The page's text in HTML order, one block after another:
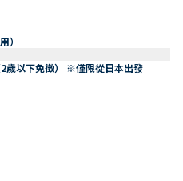
）
歲以下免徵） ※僅限從日本出發